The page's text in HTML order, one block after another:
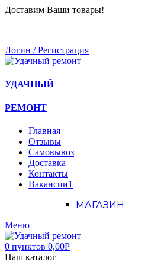
Доставим Ваши товары!
Логин / Регистрация
УДАЧНЫЙ
РЕМОНТ
Главная
Отзывы
Самовывоз
Доставка
Контакты
Вакансии1
МАГАЗИН
Меню
0 пунктов 0,00Р
Наш каталог